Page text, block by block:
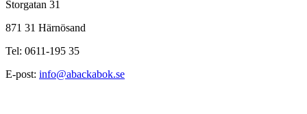
Storgatan 31
871 31 Härnösand
Tel: 0611-195 35
E-post: info@abackabok.se